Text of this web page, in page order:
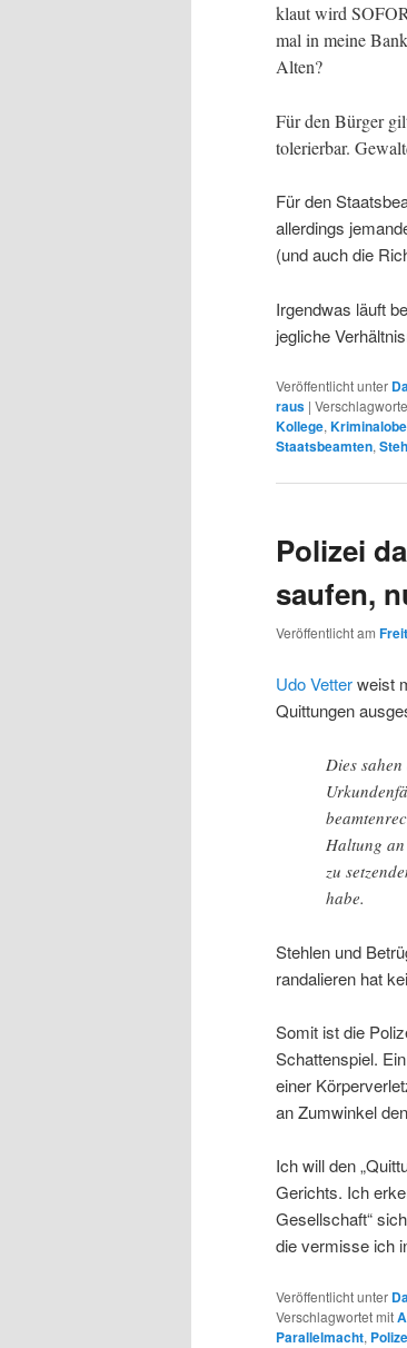
klaut wird
mal in meine
Alten?
Für den Bürger
tolerierbar.
Für den
allerdings
(und auch die
Irgendwas läuft
jegliche
Veröffentlicht unter
raus |
Kollege,
Staatsbeamten,
Polizei
saufen,
Veröffentlicht am
Udo Vetterweist
Quittungen
Dies
Haltung
zu
habe.
Stehlen und
randalieren hat
Somit ist die
Schattenspiel.
einer
an Zumwinkel
Ich will den
Gerichts. Ich
Gesellschaft“
die vermisse ich
Veröffentlicht unter
Verschlagwortet mit
Parallelmacht,